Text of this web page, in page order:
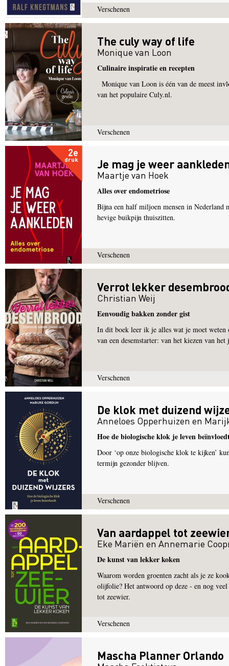
Verschenen
The culy way of life
Monique van Loon
Culinaire inspiratie en recepten
Monique van Loon is één van de meest
van het populaire Culy.nl.
Verschenen
2e
druk Je mag je weer
Maartje van Hoek
Alles over endometriose
Bijna een half miljoen mensen in Nederland
hevige buikpijn thuiszitten.
Verschenen
Verrot lekker
Christian Weij
Eenvoudig bakken zonder gist
In dit boek leer ik je alles wat je moet weten
van een desemstarter: van het kiezen van
Verschenen
De klok met duizend
Anneloes Opperhuizen en
Hoe de biologische klok je leven
Door ‘op onze biologische klok te kijken’
termijn gezonder blijven.
Verschenen
Van aardappel tot
Eke Mariën en Annemarie
De kunst van lekker koken
Waarom worden groenten zacht als je ze
olijfolie? Het antwoord op deze - en nog
tot zeewier.
Verschenen
Mascha Planner Orlando